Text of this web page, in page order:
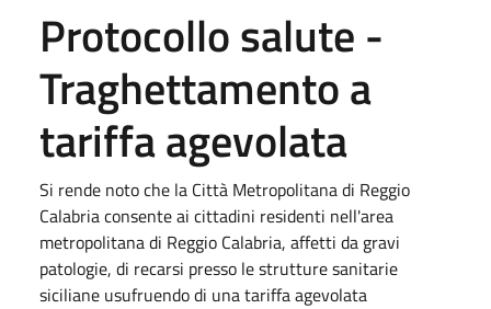
Protocollo salute -
Traghettamento a
tariffa agevolata
Si rende noto che la Città Metropolitana di Reggio
Calabria consente ai cittadini residenti nell'area
metropolitana di Reggio Calabria, affetti da gravi
patologie, di recarsi presso le strutture sanitarie
siciliane usufruendo di una tariffa agevolata